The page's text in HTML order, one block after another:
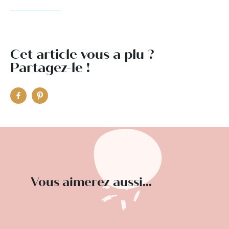
Cet article vous a plu ?
Partagez-le !
Vous aimerez aussi...